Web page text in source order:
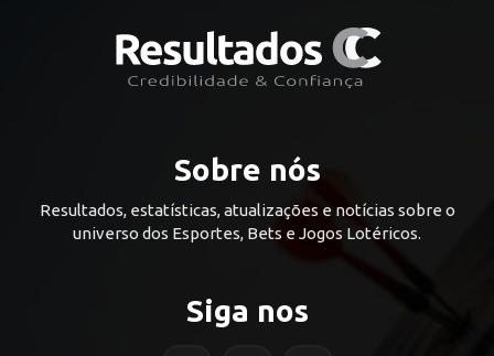
Sobre nós
Resultados, estatísticas, atualizações e notícias sobre o
universo dos Esportes, Bets e Jogos Lotéricos.
Siga nos